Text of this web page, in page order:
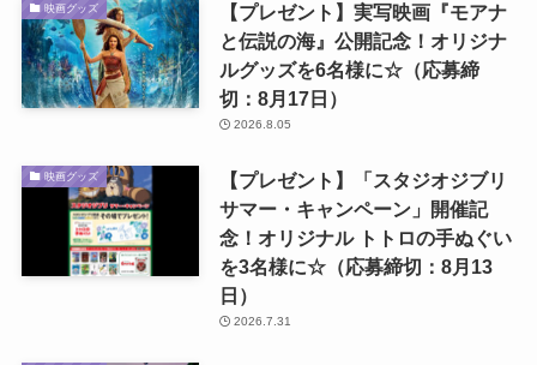
映画グッズ
【プレゼント】実写映画『モアナ
と伝説の海』公開記念！オリジナ
ルグッズを6名様に☆（応募締
切：8月17日）
2026.8.05
映画グッズ
【プレゼント】「スタジオジブリ
サマー・キャンペーン」開催記
念！オリジナル トトロの手ぬぐい
を3名様に☆（応募締切：8月13
日）
2026.7.31